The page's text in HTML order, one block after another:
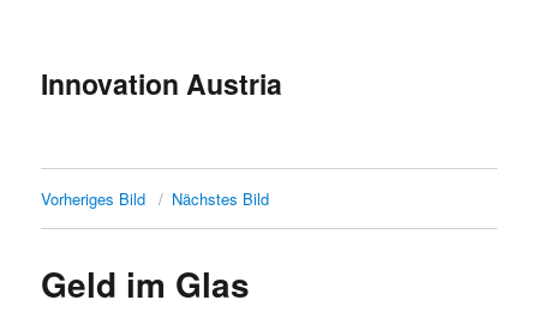
Innovation Austria
Vorheriges Bild Nächstes Bild
Geld im Glas